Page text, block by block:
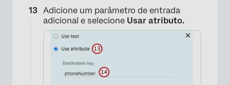
Adicione um parâmetro de entrada
adicional e selecione Usar atributo.